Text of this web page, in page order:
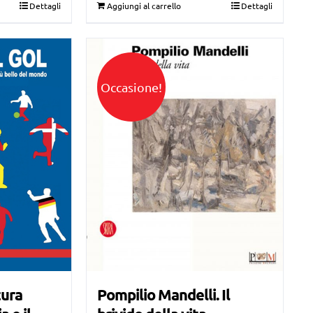
Dettagli Aggiungi al carrello Dettagli
Occasione!
Pompilio Mandelli. Il